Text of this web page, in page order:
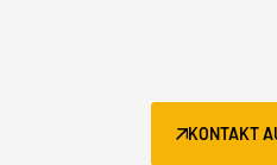
KONTAKT